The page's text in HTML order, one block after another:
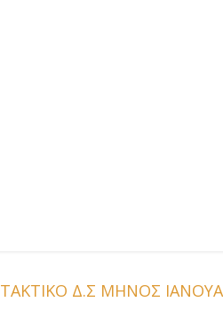
ΤΑΚΤΙΚΟ Δ.Σ ΜΗΝΟΣ